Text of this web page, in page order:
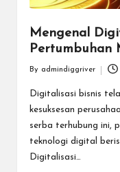
Mengenal
Pertumbuhan
by
By admindiggriver
Digitalisasi bisnis
kesuksesan
serba terhubung ini,
teknologi digital
Digitalisasi…